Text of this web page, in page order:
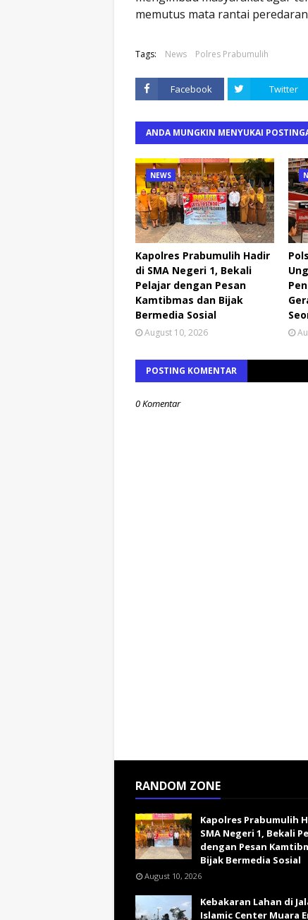
memutus mata rantai
Tags: News Polres Prabumulih
Facebook Twitter
ANDA MUNGKIN MENYUKAI
NEWS
Kapolres Prabumulih Hadir
di SMA Negeri 1, Bekali
Pelajar dengan Pesan
Kamtibmas dan Bijak
Bermedia Sosial
August 10, 2026
POSTING KOMENTAR
0 Komentar
RANDOM ZONE
Kapolres Prabumulih
SMA Negeri 1, Bekali
dengan Pesan
Bijak Bermedia Sosial
August 10, 2026
Kebakaran Lahan di
Islamic Center Muara